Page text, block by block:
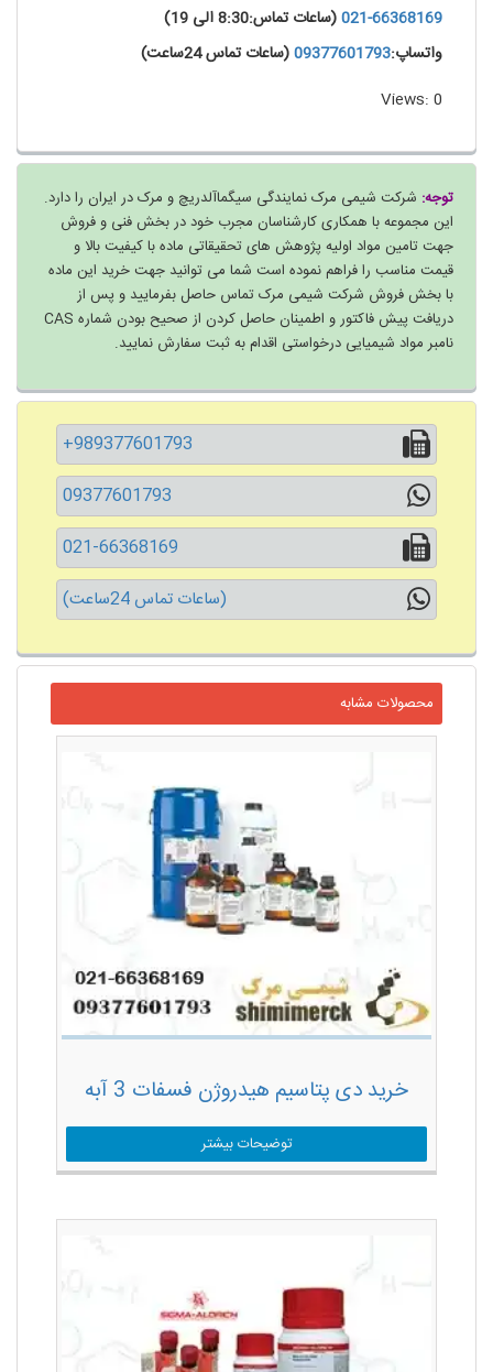
021-66368169(ساعات تماس:8:30 الی 19)
واتساپ:09377601793(ساعات تماس 24ساعت)
Views: 0
توجه: شرکت شیمی مرک نمایندگی سیگماآلدریچ و مرک در ایران را دارد.
این مجموعه با همکاری کارشناسان مجرب خود در بخش فنی و فروش
جهت تامین مواد اولیه پژوهش های تحقیقاتی ماده با کیفیت بالا و
قیمت مناسب را فراهم نموده است شما می توانید جهت خرید این ماده
با بخش فروش شرکت شیمی مرک تماس حاصل بفرمایید و پس از
دریافت پیش فاکتور و اطمینان حاصل کردن از صحیح بودن شماره CAS
نامبر مواد شیمیایی درخواستی اقدام به ثبت سفارش نمایید.
+989377601793
09377601793
021-66368169
(ساعات تماس 24ساعت)
محصولات مشابه
خرید دی پتاسیم هیدروژن فسفات 3 آبه
توضیحات بیشتر